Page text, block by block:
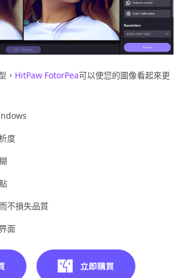
， HitPaw FotorPea可以使您的圖像看起來更
度
不損失品質
面